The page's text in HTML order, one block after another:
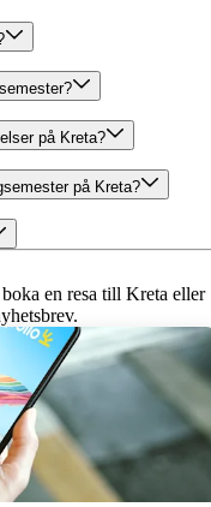
på Kreta?
på Kreta?
en resa till Kreta eller